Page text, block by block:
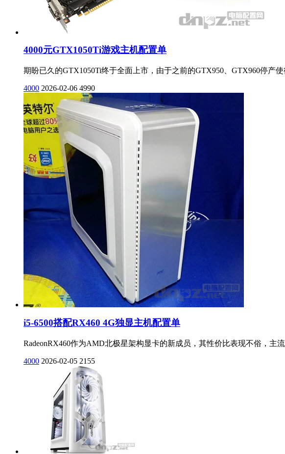
4000元GTX1050Ti游戏主机配置单
期盼已久的GTX1050Ti终于全面上市，由于之前的GTX950、GTX960停产
4000 2026-02-06 4990
i5-6500搭配RX460 4G独显主机配置单
RadeonRX460作为AMD北极星架构显卡的新成员，其性价比表现不俗，
4000 2026-02-05 2155